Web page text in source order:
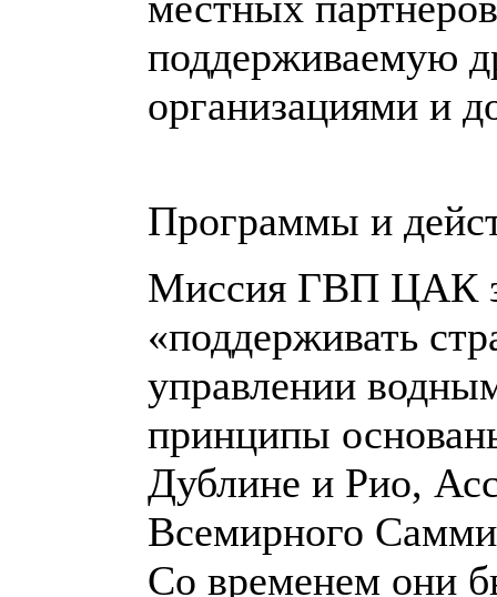
поддерживаемую
организациями и
Программы и
Миссия ГВП ЦАК
«поддерживать
управлении
принципы
Дублине и Рио,
Всемирного
Со временем они